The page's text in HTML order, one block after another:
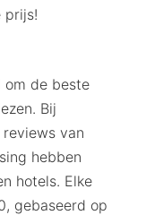
prijs!
om de beste
Bij
van
hebben
hotels. Elke
gebaseerd op